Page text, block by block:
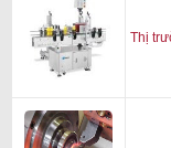
Thị